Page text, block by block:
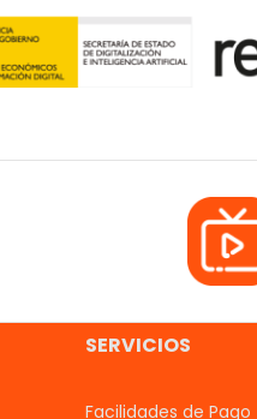
SERVICIOS
Facilidades de Pago